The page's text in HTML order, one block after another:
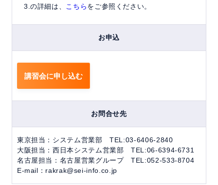
3.の詳細は、 こちらをご参照ください。
お申込
講習会に申し込む
お問合せ先
東京担当：システム営業部 TEL:03-6406-2840
大阪担当：西日本システム営業部 TEL:06-6394-6731
名古屋担当：名古屋営業グループ TEL:052-533-8704
E-mail：rakrak@sei-info.co.jp